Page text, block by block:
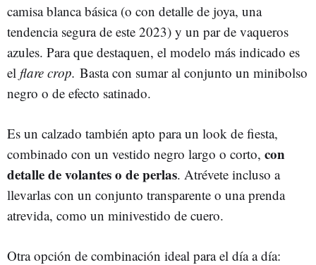
camisa blanca básica (o con detalle de joya, una
tendencia segura de este 2023) y un par de vaqueros
azules. Para que destaquen, el modelo más indicado es
el flare crop. Basta con sumar al conjunto un minibolso
negro o de efecto satinado.
Es un calzado también apto para un look de fiesta,
combinado con un vestido negro largo o corto, con
detalle de volantes o de perlas. Atrévete incluso a
llevarlas con un conjunto transparente o una prenda
atrevida, como un minivestido de cuero.
Otra opción de combinación ideal para el día a día: